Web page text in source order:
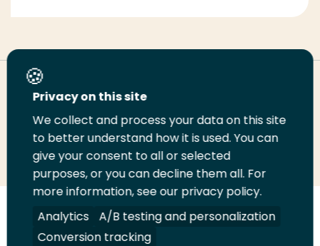
Deel deze pagina
Deel
LinkedIn
Deel
op
Twitter
Deel
op
Facebook
Email
deze
pagina
Print
deze
pagina
Volg
ons
Volg
ons
Volg
ons
Volg
ons
Privacy on this site
We collect and process your data on this site
to better understand how it is used. You can
give your consent to all or selected
purposes, or you can decline them all. For
more information, see our privacy policy.
Analytics
A/B testing and personalization
Conversion tracking